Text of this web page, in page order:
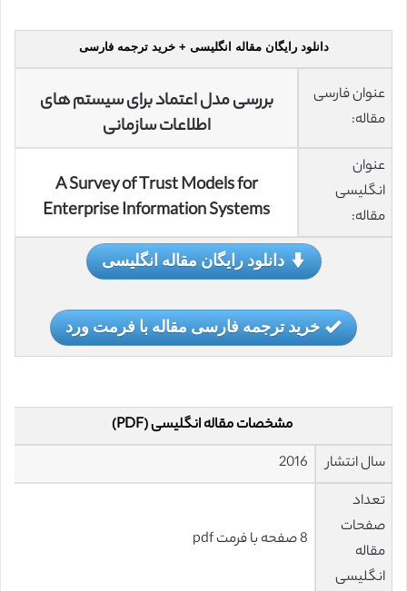
دانلود رایگان مقاله انگلیسی + خرید ترجمه فارسی
عنوان فارسی
مقاله:
بررسی مدل اعتماد برای سیستم های
اطلاعات سازمانی
عنوان
انگلیسی
مقاله:
A Survey of Trust Models for
Enterprise Information Systems
دانلود رایگان مقاله انگلیسی
خرید ترجمه فارسی مقاله با فرمت ورد
مشخصات مقاله انگلیسی (PDF)
سال انتشار
2016
تعداد
صفحات
مقاله
انگلیسی
8 صفحه با فرمت pdf